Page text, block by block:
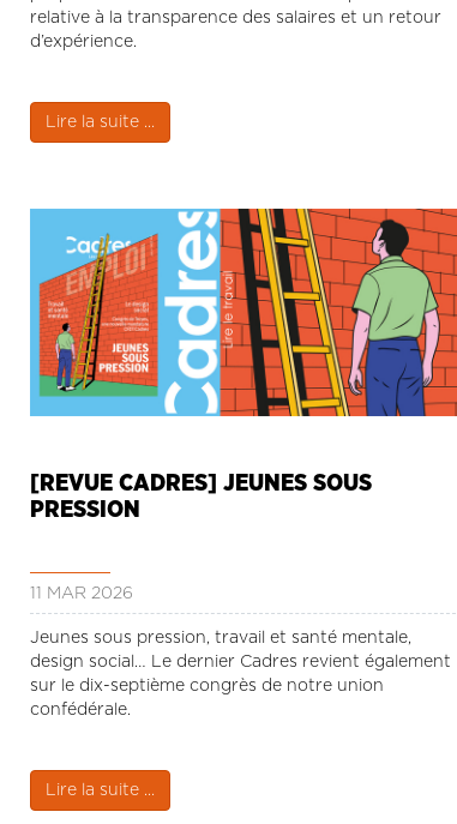
relative à la transparence des salaires et un retour
d’expérience.
Lire la suite ...
[REVUE CADRES] JEUNES SOUS
PRESSION
11 MAR 2026
Jeunes sous pression, travail et santé mentale,
design social… Le dernier Cadres revient également
sur le dix-septième congrès de notre union
confédérale.
Lire la suite ...